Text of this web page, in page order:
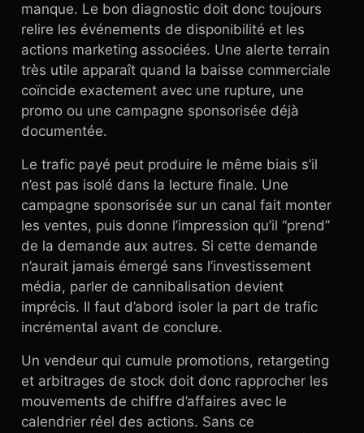
manque. Le bon diagnostic doit donc toujours
relire les événements de disponibilité et les
actions marketing associées. Une alerte terrain
très utile apparaît quand la baisse commerciale
coïncide exactement avec une rupture, une
promo ou une campagne sponsorisée déjà
documentée.
Le trafic payé peut produire le même biais s’il
n’est pas isolé dans la lecture finale. Une
campagne sponsorisée sur un canal fait monter
les ventes, puis donne l’impression qu’il “prend”
de la demande aux autres. Si cette demande
n’aurait jamais émergé sans l’investissement
média, parler de cannibalisation devient
imprécis. Il faut d’abord isoler la part de trafic
incrémental avant de conclure.
Un vendeur qui cumule promotions, retargeting
et arbitrages de stock doit donc rapprocher les
mouvements de chiffre d’affaires avec le
calendrier réel des actions. Sans ce